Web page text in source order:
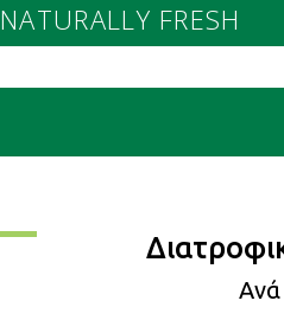
NATURALLY FRESH